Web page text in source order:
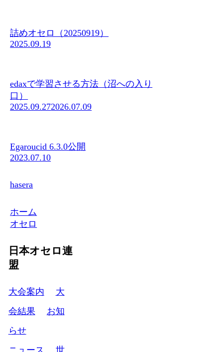
詰めオセロ（20250919）
2025.09.19
edaxで学習させる方法（沼への入り
口）
2025.09.272026.07.09
Egaroucid 6.3.0公開
2023.07.10
hasera
ホーム
オセロ
日本オセロ連
盟
大会案内
大
会結果
お知
らせ
ニュース
世